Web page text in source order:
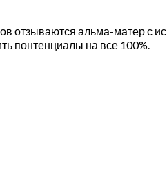
отзываются альма-матер с
понтенциалы на все 100%.